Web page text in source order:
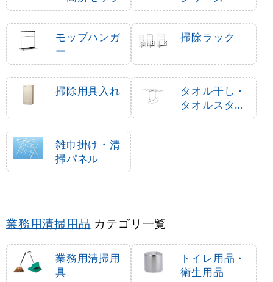
モップハンガ
ー
掃除ラック
掃除用具入れ
タオル干し・
タオルスタン
ド
雑巾掛け・清
掃パネル
業務用清掃用品 カテゴリ一覧
業務用清掃用
具
トイレ用品・
衛生用品